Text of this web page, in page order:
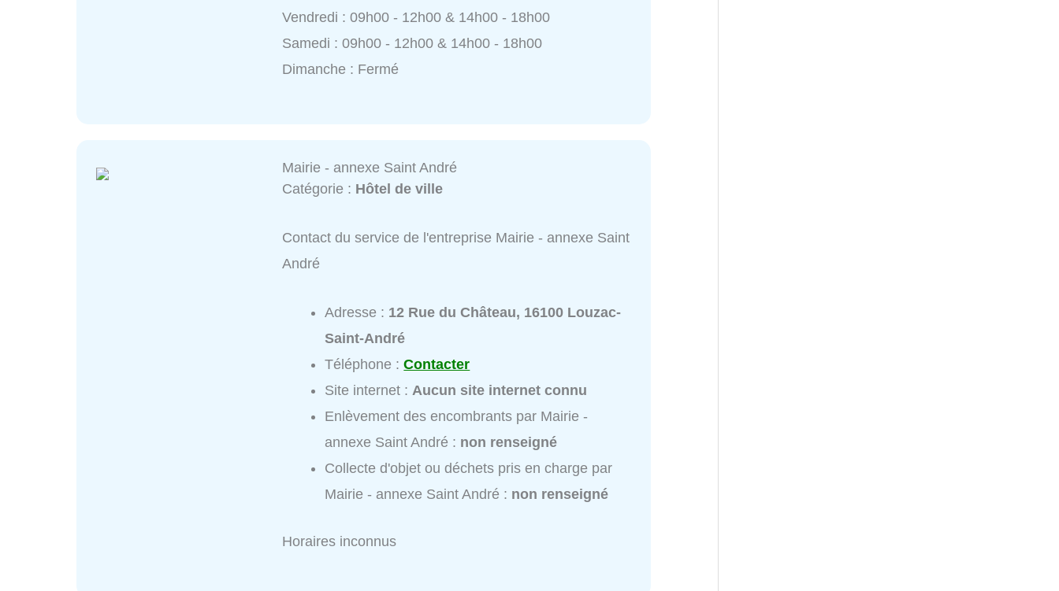
Vendredi : 09h00 - 12h00 & 14h00 - 18h00
Samedi : 09h00 - 12h00 & 14h00 - 18h00
Dimanche : Fermé
Mairie - annexe Saint André
Catégorie : Hôtel de ville
Contact du service de l'entreprise Mairie - annexe Saint
André
Adresse : 12 Rue du Château, 16100 Louzac-
Saint-André
Téléphone :Contacter
Site internet : Aucun site internet connu
Enlèvement des encombrants par Mairie -
annexe Saint André : non renseigné
Collecte d'objet ou déchets pris en charge par
Mairie - annexe Saint André : non renseigné
Horaires inconnus